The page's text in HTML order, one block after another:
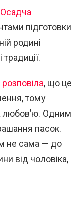
підготовки
родині
, що це
тому
любов’ю. Одним
пасок.
не сама — до
від чоловіка,